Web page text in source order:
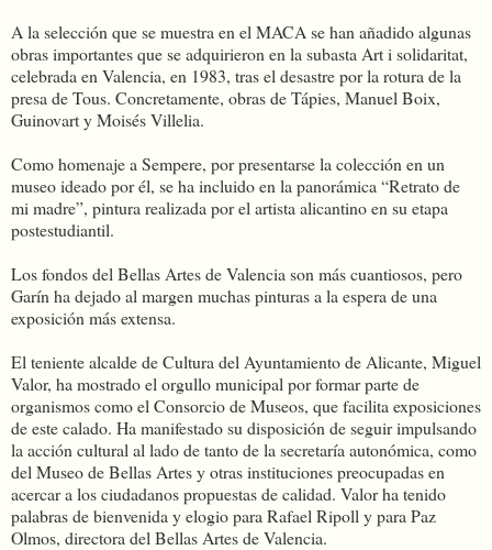
A la selección que se muestra en el MACA se han añadido algunas
obras importantes que se adquirieron en la subasta Art i solidaritat,
celebrada en Valencia, en 1983, tras el desastre por la rotura de la
presa de Tous. Concretamente, obras de Tápies, Manuel Boix,
Guinovart y Moisés Villelia.
Como homenaje a Sempere, por presentarse la colección en un
museo ideado por él, se ha incluido en la panorámica “Retrato de
mi madre”, pintura realizada por el artista alicantino en su etapa
postestudiantil.
Los fondos del Bellas Artes de Valencia son más cuantiosos, pero
Garín ha dejado al margen muchas pinturas a la espera de una
exposición más extensa.
El teniente alcalde de Cultura del Ayuntamiento de Alicante, Miguel
Valor, ha mostrado el orgullo municipal por formar parte de
organismos como el Consorcio de Museos, que facilita exposiciones
de este calado. Ha manifestado su disposición de seguir impulsando
la acción cultural al lado de tanto de la secretaría autonómica, como
del Museo de Bellas Artes y otras instituciones preocupadas en
acercar a los ciudadanos propuestas de calidad. Valor ha tenido
palabras de bienvenida y elogio para Rafael Ripoll y para Paz
Olmos, directora del Bellas Artes de Valencia.